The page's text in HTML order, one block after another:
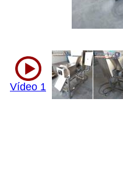
Vídeo 1